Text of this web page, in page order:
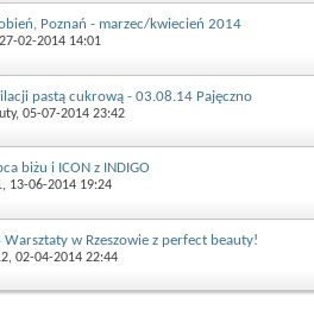
Poznań - marzec/kwiecień 2014
02-2014 14:01
pastą cukrową - 03.08.14 Pajęczno
, 05-07-2014 23:42
biżu i ICON z INDIGO
, 13-06-2014 19:24
w Rzeszowie z perfect beauty!
, 02-04-2014 22:44